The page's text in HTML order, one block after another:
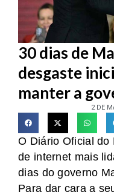
30 dias de
desgaste
manter a
2 DE
O Diário Oficial do
de internet mais
dias do governo
Para dar cara a